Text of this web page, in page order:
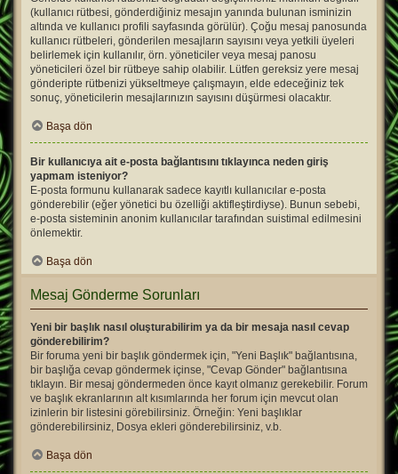
(kullanıcı rütbesi, gönderdiğiniz mesajın yanında bulunan isminizin
altında ve kullanıcı profili sayfasında görülür). Çoğu mesaj panosunda
kullanıcı rütbeleri, gönderilen mesajların sayısını veya yetkili üyeleri
belirlemek için kullanılır, örn. yöneticiler veya mesaj panosu
yöneticileri özel bir rütbeye sahip olabilir. Lütfen gereksiz yere mesaj
gönderipte rütbenizi yükseltmeye çalışmayın, elde edeceğiniz tek
sonuç, yöneticilerin mesajlarınızın sayısını düşürmesi olacaktır.
Başa dön
Bir kullanıcıya ait e-posta bağlantısını tıklayınca neden giriş
yapmam isteniyor?
E-posta formunu kullanarak sadece kayıtlı kullanıcılar e-posta
gönderebilir (eğer yönetici bu özelliği aktifleştirdiyse). Bunun sebebi,
e-posta sisteminin anonim kullanıcılar tarafından suistimal edilmesini
önlemektir.
Başa dön
Mesaj Gönderme Sorunları
Yeni bir başlık nasıl oluşturabilirim ya da bir mesaja nasıl cevap
gönderebilirim?
Bir foruma yeni bir başlık göndermek için, "Yeni Başlık" bağlantısına,
bir başlığa cevap göndermek içinse, "Cevap Gönder" bağlantısına
tıklayın. Bir mesaj göndermeden önce kayıt olmanız gerekebilir. Forum
ve başlık ekranlarının alt kısımlarında her forum için mevcut olan
izinlerin bir listesini görebilirsiniz. Örneğin: Yeni başlıklar
gönderebilirsiniz, Dosya ekleri gönderebilirsiniz, v.b.
Başa dön